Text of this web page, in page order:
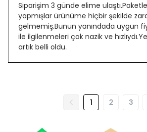
Siparişim 3 günde elime
yapmışlar ürünüme hiçbir şekilde
gelmemiş.Bunun yanındada uygun
ile ilgilenmeleri çok nazik ve
artık belli oldu.
1 2 3